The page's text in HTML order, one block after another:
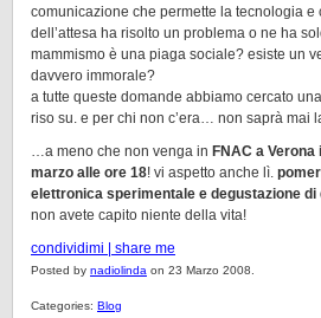
comunicazione che permette la tecnologia e
dell’attesa ha risolto un problema o ne ha
mammismo è una piaga sociale? esiste un
davvero immorale?
a tutte queste domande abbiamo cercato
riso su. e per chi non c’era… non saprà mai
…a meno che non venga in FNAC a
marzo alle ore 18! vi aspetto anche lì.
elettronica sperimentale e degustazione di
non avete capito niente della vita!
condividimi | share me
Posted by nadiolinda on 23 Marzo 2008.
Categories: Blog